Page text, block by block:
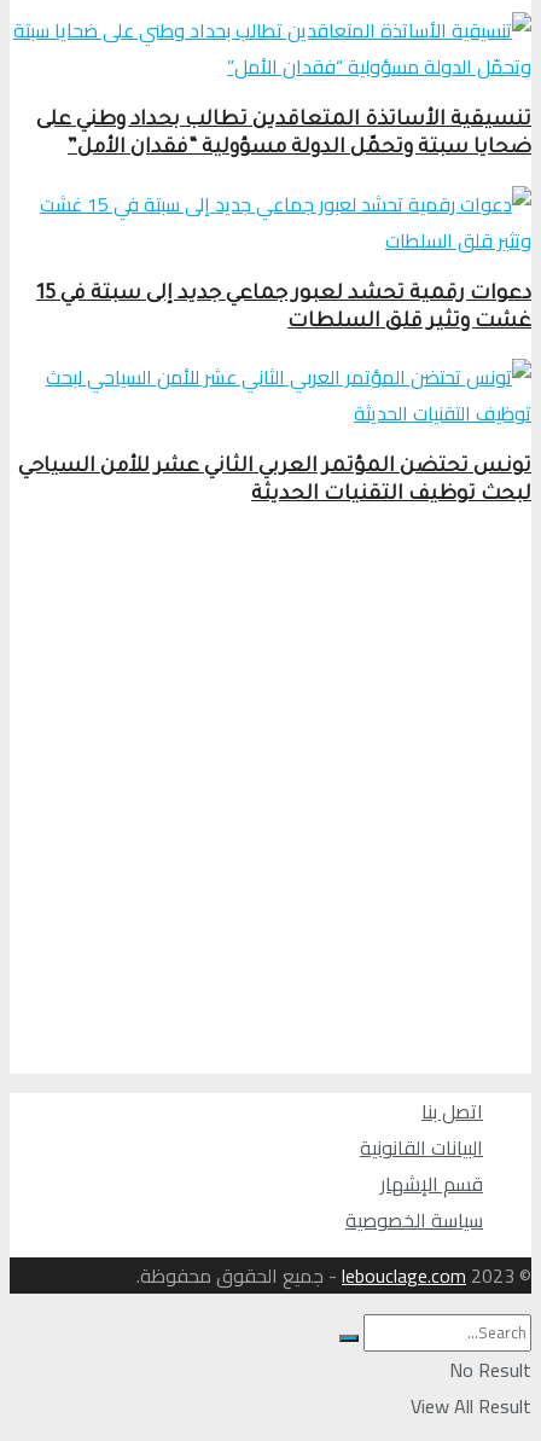
تنسيقية الأساتذة المتعاقدين تطالب بحداد وطني على
ضحايا سبتة وتحمّل الدولة مسؤولية “فقدان الأمل”
دعوات رقمية تحشد لعبور جماعي جديد إلى سبتة في 15
غشت وتثير قلق السلطات
تونس تحتضن المؤتمر العربي الثاني عشر للأمن السياحي
لبحث توظيف التقنيات الحديثة
اتصل بنا
البيانات القانونية
قسم الإشهار
سياسة الخصوصية
© 2023
lebouclage.com- جميع الحقوق محفوظة.
No Result
View All Result